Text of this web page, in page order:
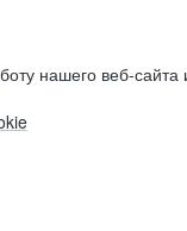
нашего веб-сайта